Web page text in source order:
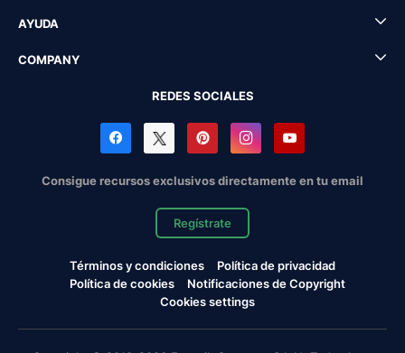
AYUDA
COMPANY
REDES SOCIALES
Consigue recursos exclusivos directamente en tu email
Regístrate
Términos y condiciones
Política de privacidad
Política de cookies
Notificaciones de Copyright
Cookies settings